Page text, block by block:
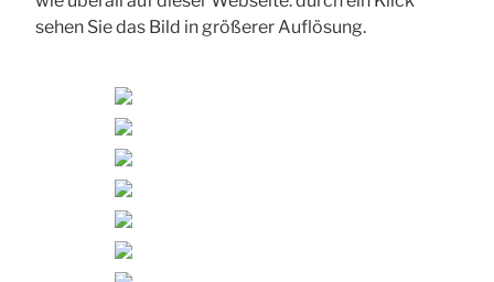
sehen Sie das Bild in größerer Auflösung.